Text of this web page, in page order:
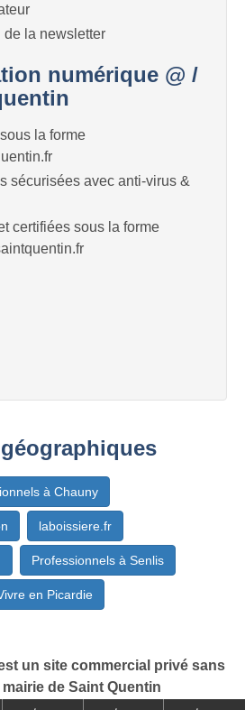
la newsletter
numérique @ /
la forme
sécurisées avec anti-virus &
certifiées sous la forme
à Chauny
laboissiere.fr
Professionnels à Senlis
en Picardie
un site commercial privé sans
de Saint Quentin